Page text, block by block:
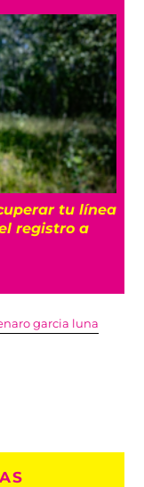
tu línea
registro a
garcia luna